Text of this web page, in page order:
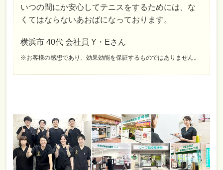
いつの間にか安心してテニスをするためには、な
くてはならないあおばになっております。
横浜市 40代 会社員 Y・Eさん
※お客様の感想であり、効果効能を保証するものではありません。